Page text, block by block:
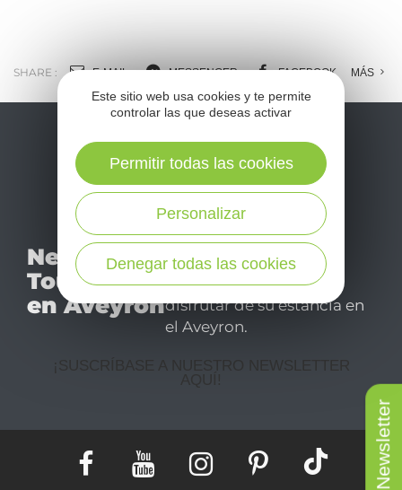
Newsletter
SHARE : E-MAIL MESSENGER FACEBOOK MÁS
Newsletter
Tourismo
en Aveyron
No se pierda nuestro
mensual newsletter y
déjese inspirar para
disfrutar de su estancia en
el Aveyron.
¡SUSCRÍBASE A NUESTRO NEWSLETTER
AQUÍ!
Este sitio web usa cookies y te permite
controlar las que deseas activar
Denegar todas las cookies
Personalizar
Permitir todas las cookies